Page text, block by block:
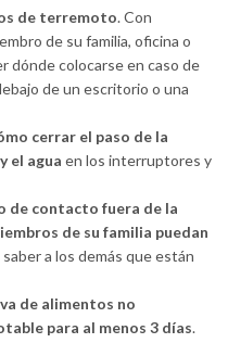
de terremoto. Con
de su familia, oficina o
dónde colocarse en caso de
de un escritorio o una
cerrar el paso de la
el agua en los interruptores y
de contacto fuera de la
de su familia puedan
a los demás que están
de alimentos no
para al menos 3 días.